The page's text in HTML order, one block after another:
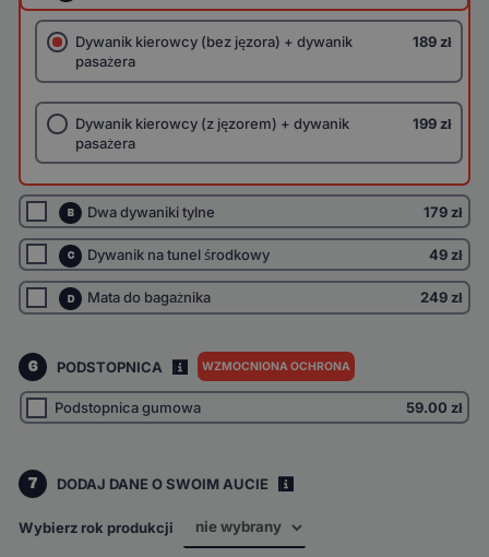
Dywanik kierowcy (bez jęzora) + dywanik
pasażera
189 zł
Dywanik kierowcy (z jęzorem) + dywanik
pasażera
199 zł
B Dwa dywaniki tylne 179 zł
C Dywanik na tunel środkowy 49 zł
D Mata do bagażnika 249 zł
6 PODSTOPNICA WZMOCNIONA OCHRONA
Podstopnica gumowa 59.00 zł
7 DODAJ DANE O SWOIM AUCIE
Wybierz rok produkcji